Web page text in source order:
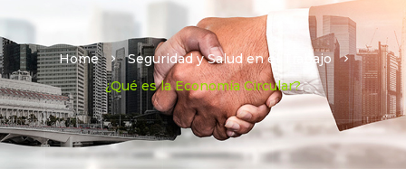
Home
Seguridad y Salud en el Trabajo
¿Qué es la Economía Circular?